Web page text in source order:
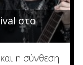
στο
η σύνθεση